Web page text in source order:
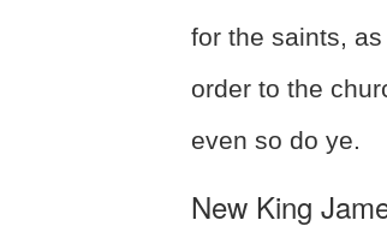
for the saints,
order to the
even so do ye.
New King